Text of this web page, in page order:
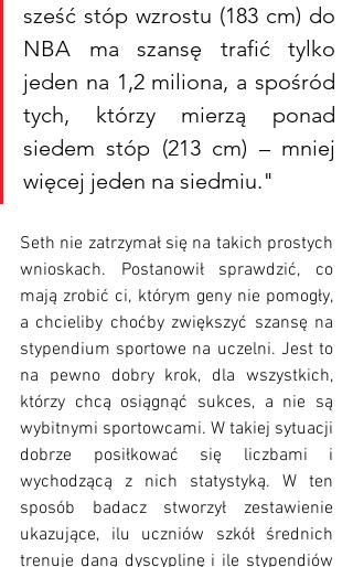
sześć stóp wzrostu (183 cm) do
NBA ma szansę trafić tylko
jeden na 1,2 miliona, a spośród
tych, którzy mierzą ponad
siedem stóp (213 cm) – mniej
więcej jeden na siedmiu."
Seth nie zatrzymał się na takich prostych
wnioskach. Postanowił sprawdzić, co
mają zrobić ci, którym geny nie pomogły,
a chcieliby choćby zwiększyć szansę na
stypendium sportowe na uczelni. Jest to
na pewno dobry krok, dla wszystkich,
którzy chcą osiągnąć sukces, a nie są
wybitnymi sportowcami. W takiej sytuacji
dobrze posiłkować się liczbami i
wychodzącą z nich statystyką. W ten
sposób badacz stworzył zestawienie
ukazujące, ilu uczniów szkół średnich
trenuje daną dyscyplinę i ile stypendiów